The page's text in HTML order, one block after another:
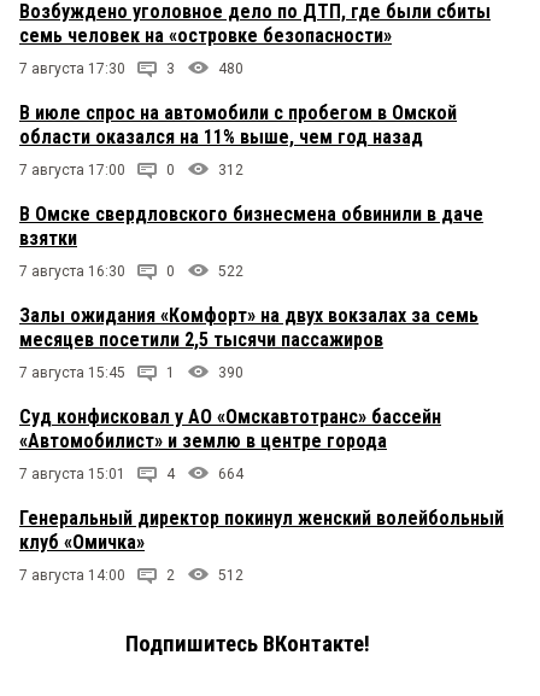
Возбуждено уголовное дело по ДТП, где были сбиты
семь человек на «островке безопасности»
7 августа 17:30 3 480
В июле спрос на автомобили с пробегом в Омской
области оказался на 11% выше, чем год назад
7 августа 17:00 0 312
В Омске свердловского бизнесмена обвинили в даче
взятки
7 августа 16:30 0 522
Залы ожидания «Комфорт» на двух вокзалах за семь
месяцев посетили 2,5 тысячи пассажиров
7 августа 15:45 1 390
Суд конфисковал у АО «Омскавтотранс» бассейн
«Автомобилист» и землю в центре города
7 августа 15:01 4 664
Генеральный директор покинул женский волейбольный
клуб «Омичка»
7 августа 14:00 2 512
Подпишитесь ВКонтакте!